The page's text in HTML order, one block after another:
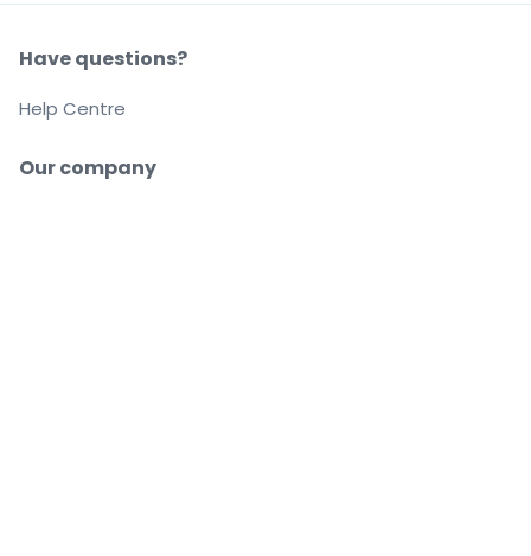
Our company
Have questions?
Help Centre